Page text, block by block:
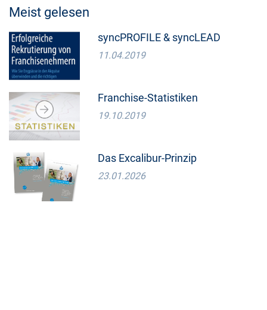
Meist gelesen
syncPROFILE & syncLEAD
11.04.2019
Franchise-Statistiken
19.10.2019
Das Excalibur-Prinzip
23.01.2026